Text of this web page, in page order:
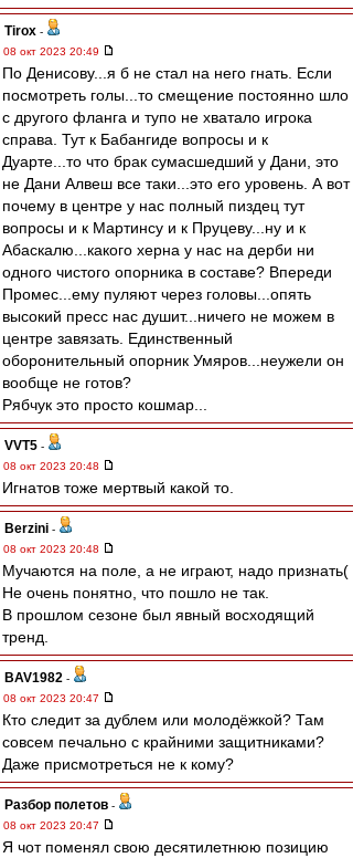
Tirox -
08 окт 2023 20:49
По Денисову...я б не стал на него гнать. Если
посмотреть голы...то смещение постоянно шло
с другого фланга и тупо не хватало игрока
справа. Тут к Бабангиде вопросы и к
Дуарте...то что брак сумасшедший у Дани, это
не Дани Алвеш все таки...это его уровень. А вот
почему в центре у нас полный пиздец тут
вопросы и к Мартинсу и к Пруцеву...ну и к
Абаскалю...какого херна у нас на дерби ни
одного чистого опорника в составе? Впереди
Промес...ему пуляют через головы...опять
высокий пресс нас душит...ничего не можем в
центре завязать. Единственный
оборонительный опорник Умяров...неужели он
вообще не готов?
Рябчук это просто кошмар...
VVT5 -
08 окт 2023 20:48
Игнатов тоже мертвый какой то.
Berzini -
08 окт 2023 20:48
Мучаются на поле, а не играют, надо признать(
Не очень понятно, что пошло не так.
В прошлом сезоне был явный восходящий
тренд.
BAV1982 -
08 окт 2023 20:47
Кто следит за дублем или молодёжкой? Там
совсем печально с крайними защитниками?
Даже присмотреться не к кому?
Разбор полетов -
08 окт 2023 20:47
Я чот поменял свою десятилетнюю позицию